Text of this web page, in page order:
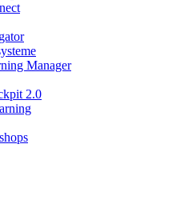
Manager
2.0